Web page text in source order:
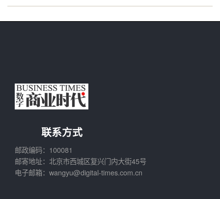
联系方式
邮政编码：100081
邮寄地址：北京市西城区复兴门内大街45号
电子邮箱：wangyu@digital-times.com.cn